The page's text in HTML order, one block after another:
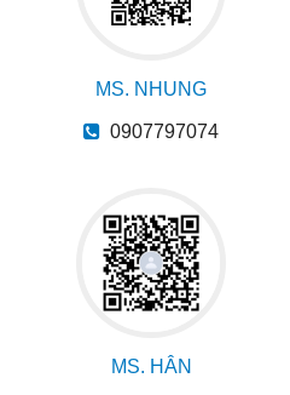
MS. NHUNG
0907797074
MS. HÂN